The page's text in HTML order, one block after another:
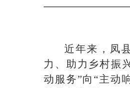
近年来，凤
力、助力乡村振
动服务”向“主动